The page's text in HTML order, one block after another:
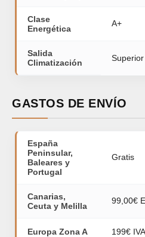
Clase
Energética
A+
Salida
Climatización
Superior
GASTOS DE ENVÍO
España
Peninsular,
Baleares y
Portugal
Gratis
Canarias,
Ceuta y Melilla
99,00€
Europa Zona A 199€